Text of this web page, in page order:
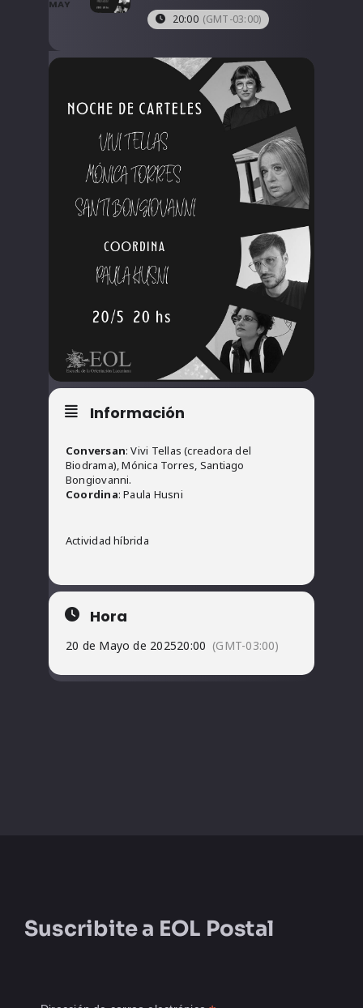
CONTACTO
MAY
20:00 (GMT-03:00)
Información
Conversan: Vivi Tellas (creadora del
Biodrama), Mónica Torres, Santiago
Bongiovanni.
Coordina: Paula Husni
Actividad híbrida
Hora
20 de Mayo de 202520:00 (GMT-03:00)
Suscribite a EOL Postal